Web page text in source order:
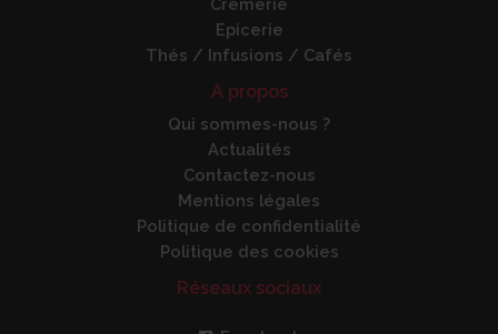
Epicerie
Thés / Infusions / Cafés
A propos
Qui sommes-nous ?
Actualités
Contactez-nous
Mentions légales
Politique de confidentialité
Politique des cookies
Réseaux sociaux